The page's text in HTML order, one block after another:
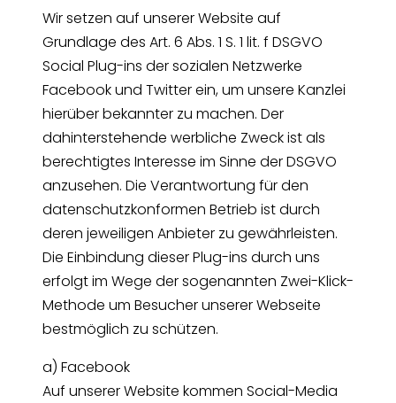
Wir setzen auf unserer Website auf
Grundlage des Art. 6 Abs. 1 S. 1 lit. f DSGVO
Social Plug-ins der sozialen Netzwerke
Facebook und Twitter ein, um unsere Kanzlei
hierüber bekannter zu machen. Der
dahinterstehende werbliche Zweck ist als
berechtigtes Interesse im Sinne der DSGVO
anzusehen. Die Verantwortung für den
datenschutzkonformen Betrieb ist durch
deren jeweiligen Anbieter zu gewährleisten.
Die Einbindung dieser Plug-ins durch uns
erfolgt im Wege der sogenannten Zwei-Klick-
Methode um Besucher unserer Webseite
bestmöglich zu schützen.
a) Facebook
Auf unserer Website kommen Social-Media